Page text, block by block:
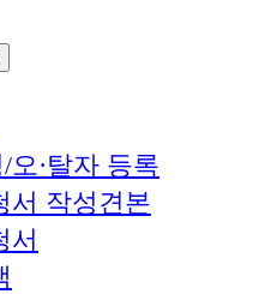
오·탈자 등록
서 작성견본
서